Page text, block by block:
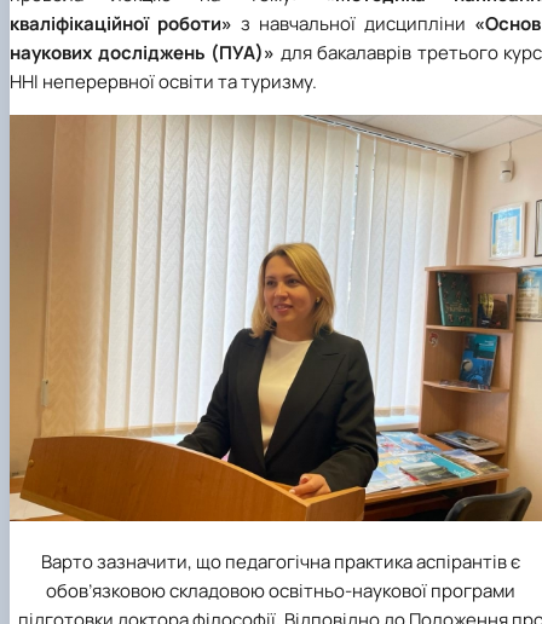
кваліфікаційної роботи» з навчальної дисципліни
наукових досліджень (ПУА)» для бакалаврів третього
ННІ неперервної освіти та туризму.
Варто зазначити, що педагогічна практика аспірантів є
обов’язковою складовою освітньо-наукової програми